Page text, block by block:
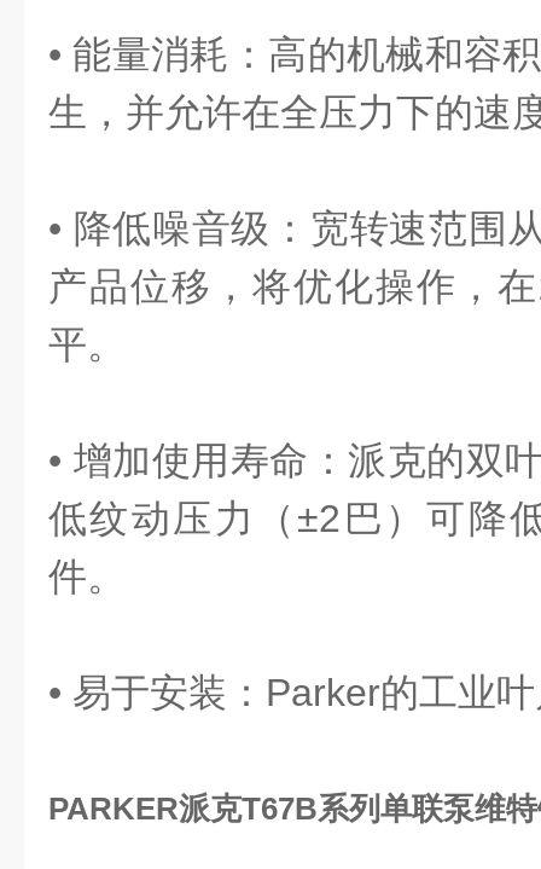
• 能量消耗：高的机械和容
生，并允许在全压力下的速
• 降低噪音级：宽转速范围
产品位移，将优化操作，
平。
• 增加使用寿命：派克的双
低纹动压力（±2巴）可降
件。
• 易于安装：Parker的工业
PARKER派克T67B系列单联泵维